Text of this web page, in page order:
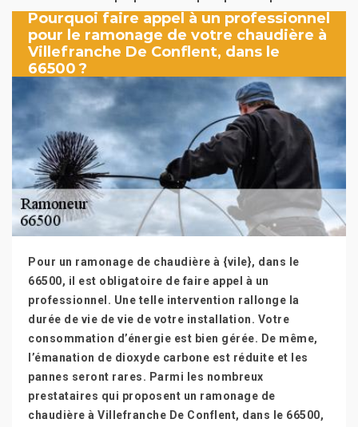
Pourquoi faire appel à un professionnel
pour le ramonage de votre chaudière à
Villefranche De Conflent, dans le
66500 ?
Pour un ramonage de chaudière à {vile}, dans le
66500, il est obligatoire de faire appel à un
professionnel. Une telle intervention rallonge la
durée de vie de vie de votre installation. Votre
consommation d’énergie est bien gérée. De même,
l’émanation de dioxyde carbone est réduite et les
pannes seront rares. Parmi les nombreux
prestataires qui proposent un ramonage de
chaudière à Villefranche De Conflent, dans le 66500,